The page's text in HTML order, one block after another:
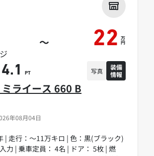
年08月04日
ライース 660 B
| 走行：～11万キロ | 色：黒(ブラック)
力 | 乗車定員： 4名 | ドア： 5枚 | 燃
～ 22 万
円
4.1 PT 写真
装備
情報